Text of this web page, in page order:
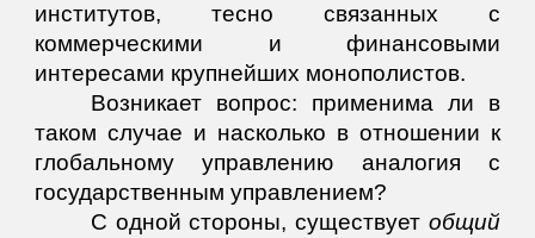
институтов, тесно связанных с
коммерческими и финансовыми
интересами крупнейших монополистов.
Возникает вопрос: применима ли в
таком случае и насколько в отношении к
глобальному управлению аналогия с
государственным управлением?
С одной стороны, существует общий